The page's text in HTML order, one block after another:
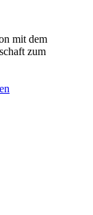
mit dem
zum